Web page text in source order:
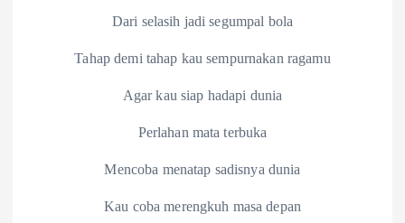
Dari selasih jadi segumpal bola
Tahap demi tahap kau sempurnakan ragamu
Agar kau siap hadapi dunia
Perlahan mata terbuka
Mencoba menatap sadisnya dunia
Kau coba merengkuh masa depan